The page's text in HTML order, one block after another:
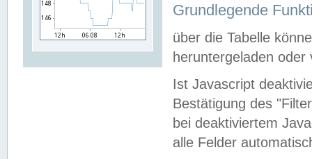
Grundlegende
über die Tabelle
heruntergeladen oder
Ist Javascript
Bestätigung des
bei deaktiviertem
alle Felder